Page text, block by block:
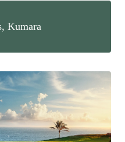
Kumara